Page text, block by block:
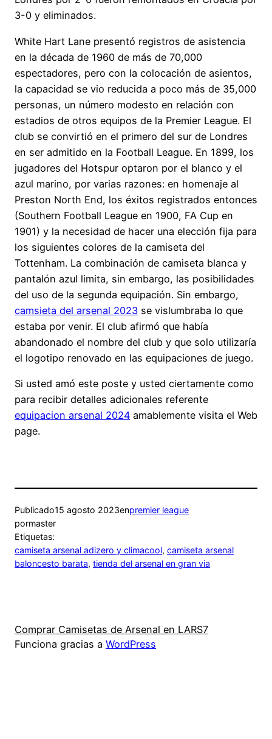
3-0 y eliminados.
White Hart Lane presentó registros de asistencia
en la década de 1960 de más de 70,000
espectadores, pero con la colocación de asientos,
la capacidad se vio reducida a poco más de 35,000
personas, un número modesto en relación con
estadios de otros equipos de la Premier League. El
club se convirtió en el primero del sur de Londres
en ser admitido en la Football League. En 1899, los
jugadores del Hotspur optaron por el blanco y el
azul marino, por varias razones: en homenaje al
Preston North End, los éxitos registrados entonces
(Southern Football League en 1900, FA Cup en
1901) y la necesidad de hacer una elección fija para
los siguientes colores de la camiseta del
Tottenham. La combinación de camiseta blanca y
pantalón azul limita, sin embargo, las posibilidades
del uso de la segunda equipación. Sin embargo,
camsieta del arsenal 2023 se vislumbraba lo que
estaba por venir. El club afirmó que había
abandonado el nombre del club y que solo utilizaría
el logotipo renovado en las equipaciones de juego.
Si usted amó este poste y usted ciertamente como
para recibir detalles adicionales referente
equipacion arsenal 2024 amablemente visita el Web
page.
Publicado15 agosto 2023enpremier league
pormaster
Etiquetas:
camiseta arsenal adizero y climacool, camiseta arsenal
baloncesto barata, tienda del arsenal en gran via
Comprar Camisetas de Arsenal en LARS7
Funciona gracias a WordPress